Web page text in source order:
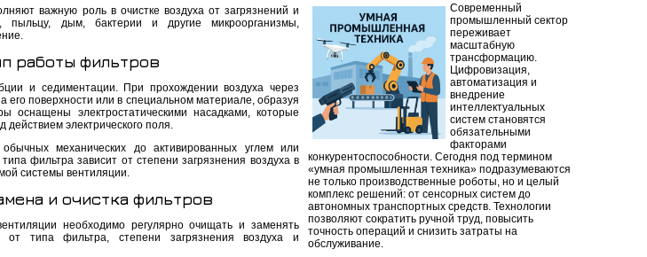
важную роль в очистке воздуха от загрязнений и
пыльцу, дым, бактерии и другие микроорганизмы,
работы фильтров
и седиментации. При прохождении воздуха через
его поверхности или в специальном материале, образуя
оснащены электростатическими насадками, которые
действием электрического поля.
механических до активированных углем или
фильтра зависит от степени загрязнения воздуха в
системы вентиляции.
и очистка фильтров
необходимо регулярно очищать и заменять
типа фильтра, степени загрязнения воздуха и
Современный
промышленный сектор
переживает
масштабную
трансформацию.
Цифровизация,
автоматизация и
внедрение
интеллектуальных
систем становятся
обязательными
факторами
конкурентоспособности. Сегодня под термином
«умная промышленная техника» подразумеваются
не только производственные роботы, но и целый
комплекс решений: от сенсорных систем до
автономных транспортных средств. Технологии
позволяют сократить ручной труд, повысить
точность операций и снизить затраты на
обслуживание.